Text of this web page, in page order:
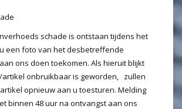
schade is ontstaan tijdens het
een foto van het desbetreffende
ons doen toekomen. Als hieruit blijkt
onbruikbaar is geworden, zullen
opnieuw aan u toesturen. Melding
binnen 48 uur na ontvangst aan ons